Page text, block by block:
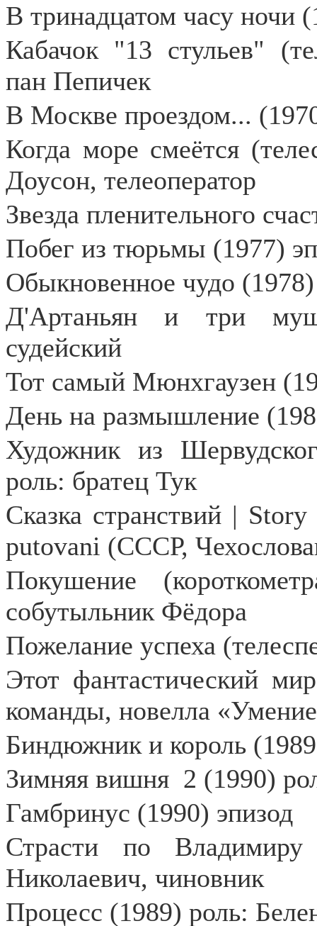
В тринадцатом часу ночи
Кабачок "13 стульев"
пан Пепичек
В Москве проездом...
Когда море смеётся
Доусон, телеоператор
Звезда пленительного
Побег из тюрьмы (1977)
Обыкновенное чудо
Д'Артаньян и три
судейский
Тот самый Мюнхгаузен
День на размышление
Художник из
роль: братец Тук
Сказка странствий |
putovani (СССР,
Покушение
собутыльник Фёдора
Пожелание успеха
Этот фантастический
команды, новелла
Биндюжник и король
Зимняя вишня 2 (1990)
Гамбринус (1990) эпизод
Страсти по
Николаевич, чиновник
Процесс (1989) роль: